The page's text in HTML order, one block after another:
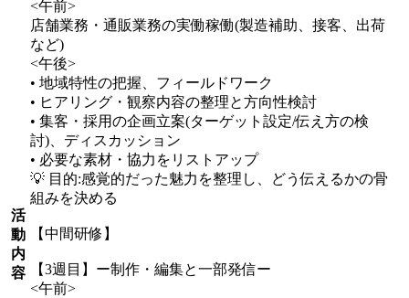
活
動
内
容
<午前>
店舗業務・通販業務の実働稼働(製造補助、接客、出荷
など)
<午後>
• 地域特性の把握、フィールドワーク
• ヒアリング・観察内容の整理と方向性検討
• 集客・採用の企画立案(ターゲット設定/伝え方の検
討)、ディスカッション
• 必要な素材・協力をリストアップ
💡 目的:感覚的だった魅力を整理し、どう伝えるかの骨
組みを決める
【中間研修】
【3週目】ー制作・編集と一部発信ー
<午前>